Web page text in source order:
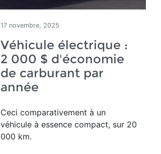
17 novembre, 2025
Véhicule électrique :
2 000 $ d'économie
de carburant par
année
Ceci comparativement à un
véhicule à essence compact, sur 20
000 km.